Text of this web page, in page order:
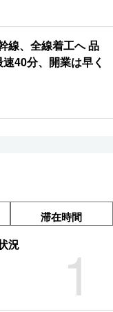
線、全線着工へ 品
40分、開業は早く
滞在時間
1
況